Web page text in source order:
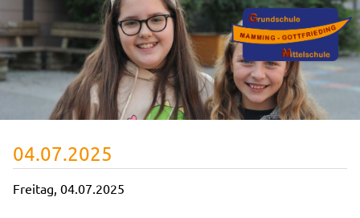
04.07.2025
Freitag, 04.07.2025